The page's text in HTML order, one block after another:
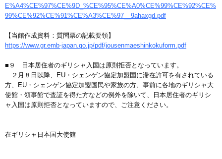
E%A4%CE%97%CE%9D_%CE%95%CE%A0%CE%99%CE%92%CE%
99%CE%92%CE%91%CE%A3%CE%97__9ahaxgd.pdf
【当館作成資料：質問票の記載要領】
https://www.gr.emb-japan.go.jp/pdf/jousenmaeshinkokuform.pdf
■９ 日本居住者のギリシャ入国は原則拒否となっています。
２月８日以降、EU・シェンゲン協定加盟国に滞在許可を有されている
方、EU・シェンゲン協定加盟国民や家族の方、事前に各地のギリシャ大
使館・領事館で査証を得た方などの例外を除いて、日本居住者のギリシ
ャ入国は原則拒否となっていますので、ご注意ください。
在ギリシャ日本国大使館